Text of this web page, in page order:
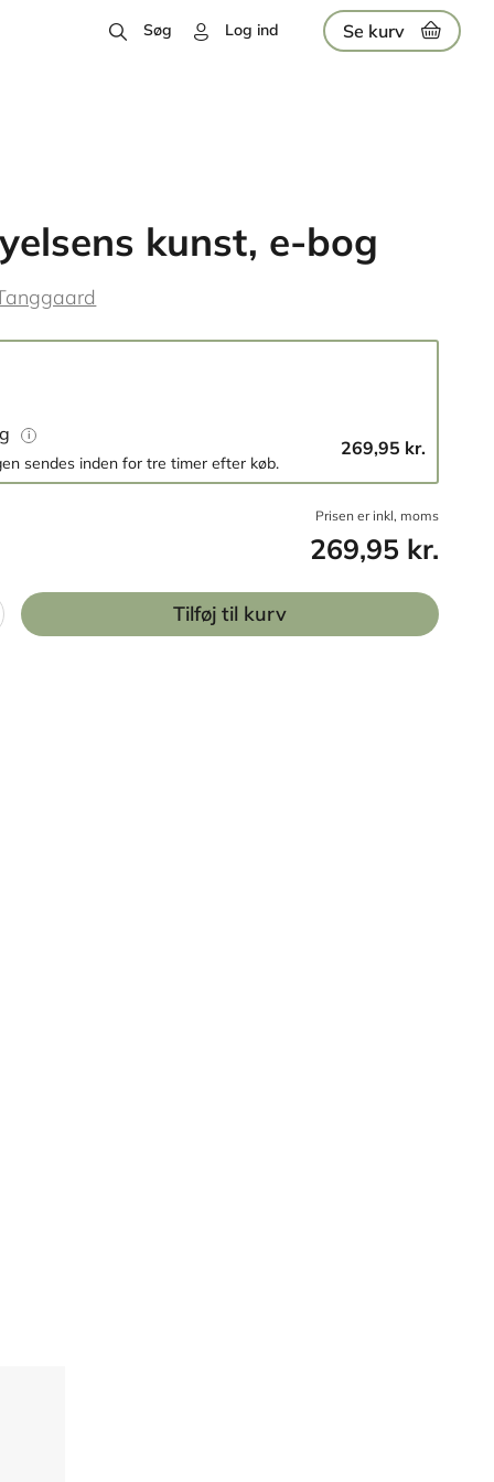
Søg Log ind Se kurv
kunst, e-bog
sendes inden for tre timer efter køb.
269,95 kr.
Prisen er inkl, moms
269,95 kr.
Tilføj til kurv